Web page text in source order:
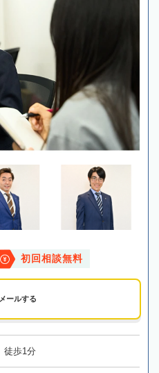
初回相談無料
メールする
徒歩1分